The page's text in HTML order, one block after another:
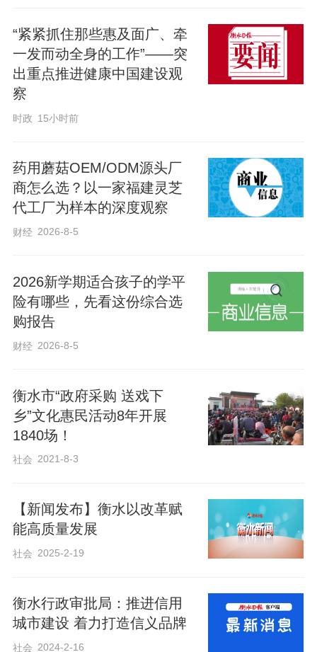
服务工程，为残疾人撑起“幸福伞”。
“紧紧抓住那些惠及面广、牵
一发而动全身的工作”——突
出重点推进健康中国建设观
察
时政 15小时前
药用蘑菇OEM/ODM源头厂
商怎么选？以一家福建灵芝
代工厂为样本的深度观察
财经 2026-8-5
2026新学期适合孩子的学平
险有哪些，先看这份综合选
购报告
财经 2026-8-5
衡水市“政府采购 送戏下
乡”文化惠民活动8年开展
1840场！
社会 2021-8-3
【新闻发布】衡水以改革赋
能高质量发展
社会 2025-2-19
衡水行政审批局：推进信用
城市建设 着力打造信义品牌
社会 2024-2-16